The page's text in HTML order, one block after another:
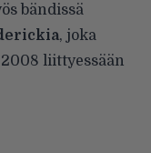
bändissä
, joka
liittyessään